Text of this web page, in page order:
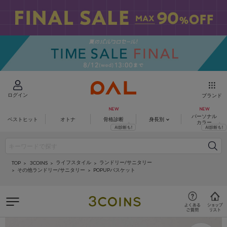
ログイン ブランド
ベストヒット オトナ 骨格診断 身長別
パーソナル
カラー
TOP 3COINS ライフスタイル
ランドリー/サニタリー
その他ランドリー/サニタリー
POPUPバスケット